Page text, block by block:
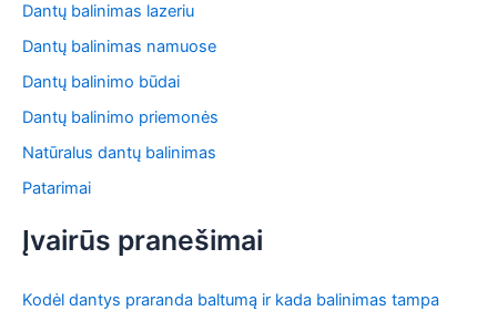
r
:
Dantų balinimas lazeriu
Dantų balinimas namuose
Dantų balinimo būdai
Dantų balinimo priemonės
Natūralus dantų balinimas
Patarimai
Įvairūs pranešimai
Kodėl dantys praranda baltumą ir kada balinimas tampa